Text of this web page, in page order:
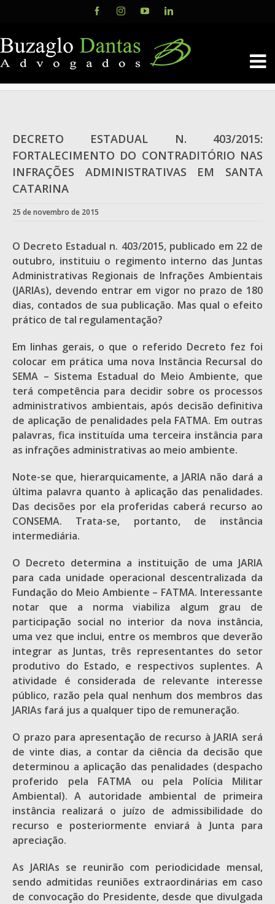
content
FacebookInstagramYouTubeLinkedIn
DECRETO ESTADUAL N. 403/2015:
FORTALECIMENTO DO CONTRADITÓRIO NAS
INFRAÇÕES ADMINISTRATIVAS EM SANTA
CATARINA
25 de novembro de 2015
O Decreto Estadual n. 403/2015, publicado em 22 de
outubro, instituiu o regimento interno das Juntas
Administrativas Regionais de Infrações Ambientais
(JARIAs), devendo entrar em vigor no prazo de 180
dias, contados de sua publicação. Mas qual o efeito
prático de tal regulamentação?
Em linhas gerais, o que o referido Decreto fez foi
colocar em prática uma nova Instância Recursal do
SEMA – Sistema Estadual do Meio Ambiente, que
terá competência para decidir sobre os processos
administrativos ambientais, após decisão definitiva
de aplicação de penalidades pela FATMA. Em outras
palavras, fica instituída uma terceira instância para
as infrações administrativas ao meio ambiente.
Note-se que, hierarquicamente, a JARIA não dará a
última palavra quanto à aplicação das penalidades.
Das decisões por ela proferidas caberá recurso ao
CONSEMA. Trata-se, portanto, de instância
intermediária.
O Decreto determina a instituição de uma JARIA
para cada unidade operacional descentralizada da
Fundação do Meio Ambiente – FATMA. Interessante
notar que a norma viabiliza algum grau de
participação social no interior da nova instância,
uma vez que inclui, entre os membros que deverão
integrar as Juntas, três representantes do setor
produtivo do Estado, e respectivos suplentes. A
atividade é considerada de relevante interesse
público, razão pela qual nenhum dos membros das
JARIAs fará jus a qualquer tipo de remuneração.
O prazo para apresentação de recurso à JARIA será
de vinte dias, a contar da ciência da decisão que
determinou a aplicação das penalidades (despacho
proferido pela FATMA ou pela Polícia Militar
Ambiental). A autoridade ambiental de primeira
instância realizará o juízo de admissibilidade do
recurso e posteriormente enviará à Junta para
apreciação.
As JARIAs se reunirão com periodicidade mensal,
sendo admitidas reuniões extraordinárias em caso
de convocação do Presidente, desde que divulgada